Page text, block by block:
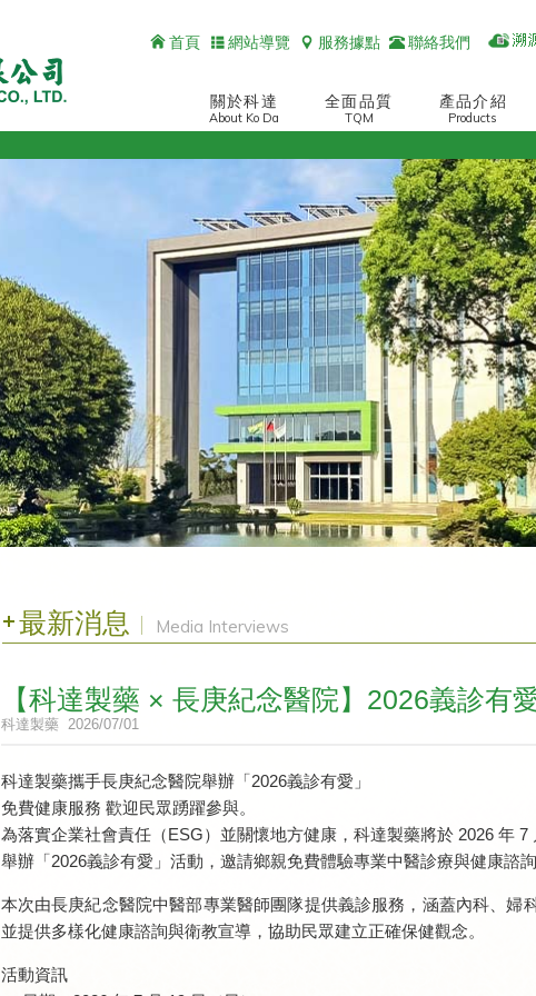
首頁 網站導覽 服務據點 聯絡我們
關於科達
About Ko Da
全面品質
TQM
產品介紹
Products
最新消息 Media Interviews
【科達製藥 × 長庚紀念醫院】2026義診有
科達製藥 2026/07/01
科達製藥攜手長庚紀念醫院舉辦「2026義診有愛」
免費健康服務 歡迎民眾踴躍參與。
為落實企業社會責任（ESG）並關懷地方健康，科達製藥將於 2026 年
舉辦「2026義診有愛」活動，邀請鄉親免費體驗專業中醫診療與健康諮
本次由長庚紀念醫院中醫部專業醫師團隊提供義診服務，涵蓋內科、婦
並提供多樣化健康諮詢與衛教宣導，協助民眾建立正確保健觀念。
活動資訊